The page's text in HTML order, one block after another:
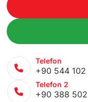
Telefon
+90 544 102
Telefon 2
+90 388